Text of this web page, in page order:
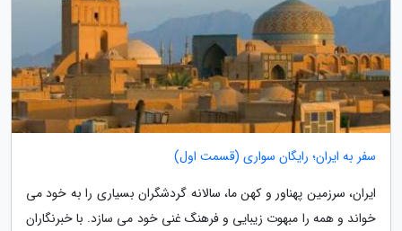
سفر به ایران؛ رایگان سواری (قسمت اول)
ایران، سرزمین پهناور و کهن ما، سالانه گردشگران بسیاری را به خود می
خواند و همه را مبهوت زیبایی و فرهنگ غنی خود می سازد. با خبرنگاران